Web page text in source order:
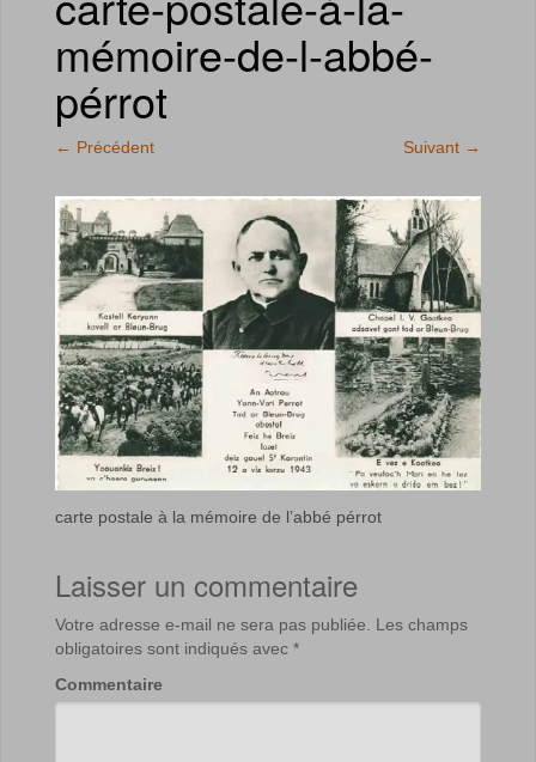
mémoire-de-l-abbé-
pérrot
← Précédent Suivant →
carte postale à la mémoire de l’abbé pérrot
Laisser un commentaire
Votre adresse e-mail ne sera pas publiée.
Les champs
obligatoires sont indiqués avec *
Commentaire